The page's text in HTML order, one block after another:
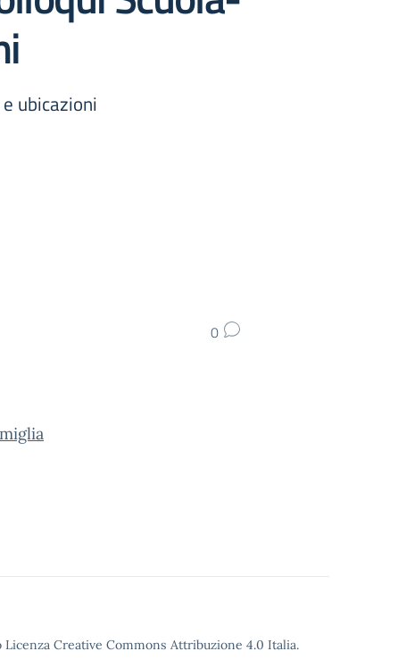
ubicazioni
0
Creative Commons Attribuzione 4.0 Italia.